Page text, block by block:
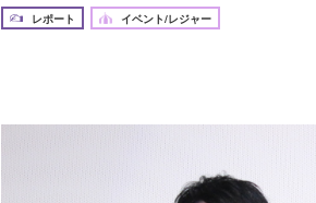
レポート イベント/レジャー